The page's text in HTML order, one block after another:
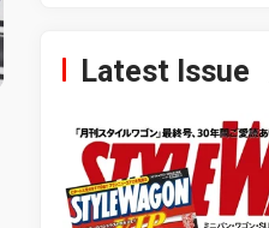
Latest Issue